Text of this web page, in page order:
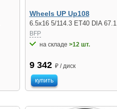
Wheels UP Up108
6.5x16 5/114.3 ET40 DIA 67.1
BFP
на складе >12 шт.
9 342 ₽ / диск
купить